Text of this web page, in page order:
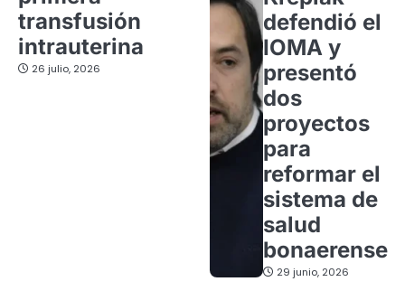
transfusión
intrauterina
26 julio, 2026
defendió el
IOMA y
presentó
dos
proyectos
para
reformar el
sistema de
salud
bonaerense
29 junio, 2026